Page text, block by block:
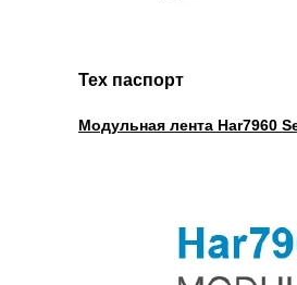
Тех паспорт
Модульная лента Har7960